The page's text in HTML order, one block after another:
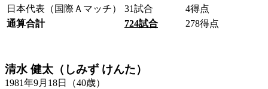
日本代表（国際Ａマッチ）
31試合
4得点
通算合計
724試合 278得点
清水 健太（しみず けんた）
1981年9月18日（40歳）